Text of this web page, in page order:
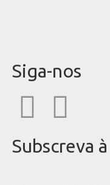
Siga-nos
Subscreva